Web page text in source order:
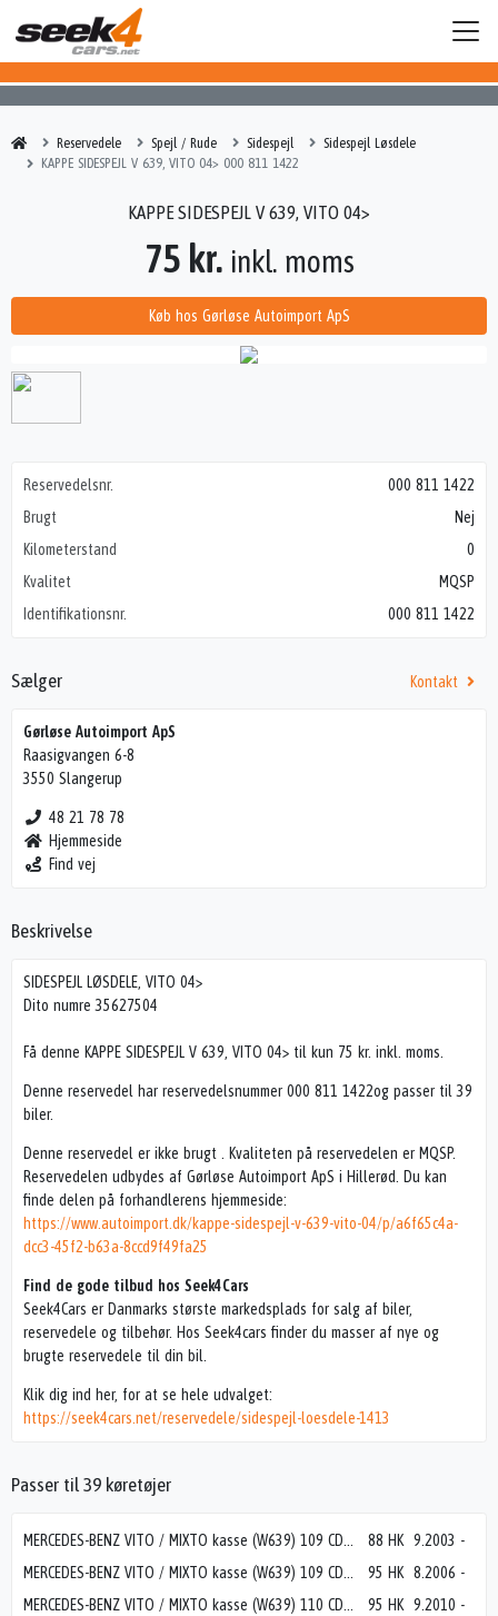
Reservedele Spejl / Rude Sidespejl
Sidespejl Løsdele
KAPPE SIDESPEJL V 639, VITO 04> 000 811 1422
75 kr. inkl. moms
Køb hos Gørløse Autoimport ApS
Reservedelsnr.
000 811 1422
Brugt
Nej
Kilometerstand
0
Kvalitet
MQSP
Identifikationsnr.
000 811 1422
Sælger Kontakt
Gørløse Autoimport ApS
Raasigvangen 6-8
3550 Slangerup
48 21 78 78
Hjemmeside
Find vej
KAPPE SIDESPEJL V 639, VITO 04>
Beskrivelse
SIDESPEJL LØSDELE, VITO 04>
Dito numre 35627504
Få denne KAPPE SIDESPEJL V 639, VITO 04> til kun 75 kr. inkl. moms.
Denne reservedel har reservedelsnummer 000 811 1422og passer til 39
biler.
Denne reservedel er ikke brugt . Kvaliteten på reservedelen er MQSP.
Reservedelen udbydes af Gørløse Autoimport ApS i Hillerød. Du kan
finde delen på forhandlerens hjemmeside:
https://www.autoimport.dk/kappe-sidespejl-v-639-vito-04/p/a6f65c4a-
dcc3-45f2-b63a-8ccd9f49fa25
Find de gode tilbud hos Seek4Cars
Seek4Cars er Danmarks største markedsplads for salg af biler,
reservedele og tilbehør. Hos Seek4cars finder du masser af nye og
brugte reservedele til din bil.
Klik dig ind her, for at se hele udvalget:
https://seek4cars.net/reservedele/sidespejl-loesdele-1413
Passer til 39 køretøjer
88 HK 9.2003 -
95 HK 8.2006 -
95 HK 9.2010 -